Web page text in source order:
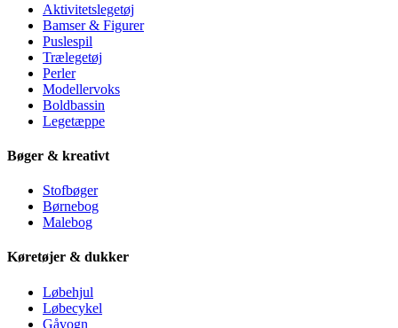
Aktivitetslegetøj
Bamser & Figurer
Puslespil
Trælegetøj
Perler
Modellervoks
Boldbassin
Legetæppe
Bøger & kreativt
Stofbøger
Børnebog
Malebog
Køretøjer & dukker
Løbehjul
Løbecykel
Gåvogn